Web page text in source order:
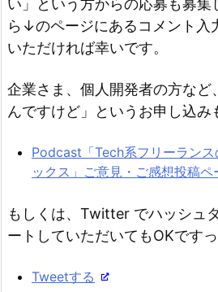
い」という方からの応募も募集
ら↓のページにあるコメント入
いただければ幸いです。
企業さま、個人開発者の方など
んですけど」というお申し込み
Podcast「Tech系フリーラン
ックス」ご意見・ご感想投稿ペ
もしくは、Twitter でハッシュ
ートしていただいてもOKですっ
Tweetする